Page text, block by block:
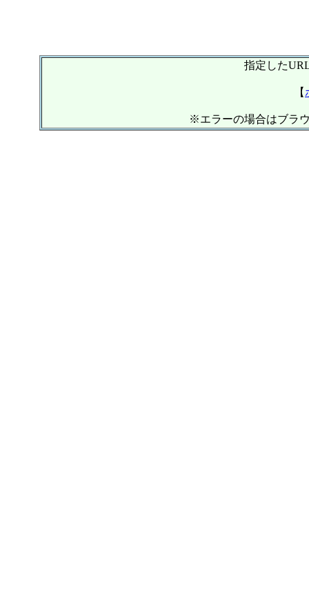
指定した
【
※エラーの場合はブラ